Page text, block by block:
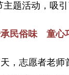
主题活动，吸
民俗味 童心
志愿者老师首